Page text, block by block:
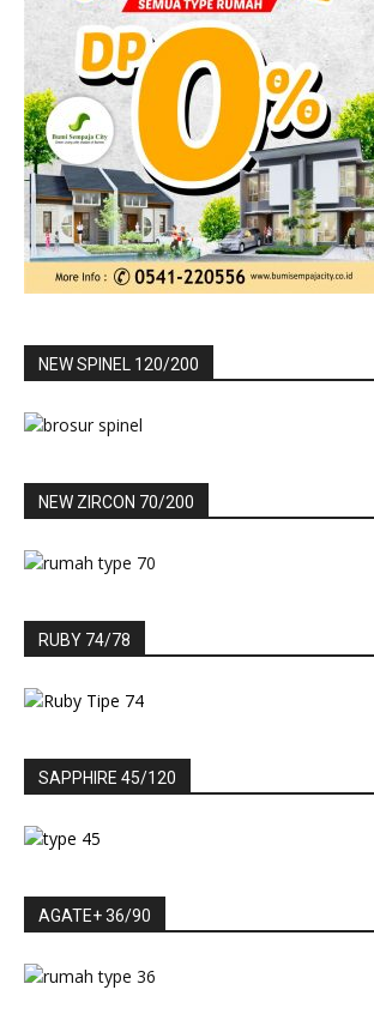
NEW SPINEL 120/200
NEW ZIRCON 70/200
RUBY 74/78
SAPPHIRE 45/120
AGATE+ 36/90